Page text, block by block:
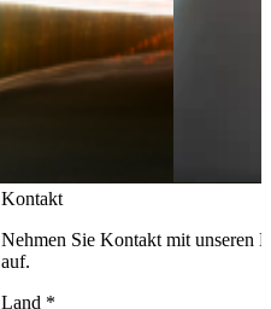
Kontakt
Nehmen Sie Kontakt mit unseren
auf.
Land *